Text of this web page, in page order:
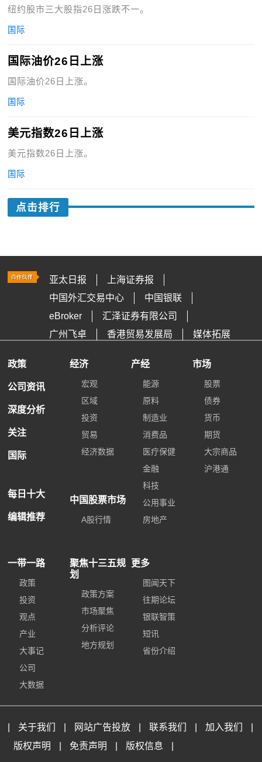
纽约股市三大股指26日涨跌不一。
国际
国际油价26日上涨
国际油价26日上涨。
国际
美元指数26日上涨
美元指数26日上涨。
国际
点击排行
亚太日报
上海证券报
中国外汇交易中心
中国银联
eBroker
汇泽证券有限公司
广州飞卓
香港贸易发展局 媒体拓展
政策
公司资讯
深度分析
关注
国际
每日十大
编辑推荐
经济
宏观
区域
投资
贸易
经济数据
中国股票市场
A股行情
产经
能源
原料
制造业
消费品
医疗保健
金融
科技
公用事业
房地产
市场
股票
债券
货币
期货
大宗商品
沪港通
一带一路
政策
投资
观点
产业
大事记
公司
大数据
聚焦十三五规
划
政策方案
市场聚焦
分析评论
地方规划
更多
图闻天下
往期论坛
银联智策
短讯
省份介绍
关于我们 网站广告投放 联系我们 加入我们
版权声明
免责声明 版权信息